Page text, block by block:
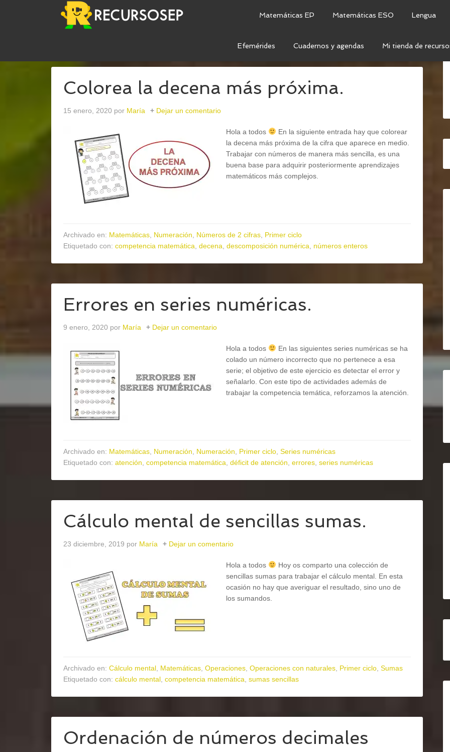
Matemáticas EP Matemáticas ESO Lengua
Efemérides Cuadernos y agendas Mi tienda de
Colorea la decena más próxima.
15 enero, 2020 por María Dejar un comentario
Hola a todos
En la siguiente entrada hay que colorear
la decena más próxima de la cifra que aparece en medio.
Trabajar con números de manera más sencilla, es una
buena base para adquirir posteriormente aprendizajes
matemáticos más complejos.
Archivado en: Matemáticas Numeración Números de 2 cifras Primer ciclo
Etiquetado con: competencia matemática decena descomposición numérica números enteros
Errores en series numéricas.
9 enero, 2020 por María Dejar un comentario
Hola a todos
En las siguientes series numéricas se ha
colado un número incorrecto que no pertenece a esa
serie; el objetivo de este ejercicio es detectar el error y
señalarlo. Con este tipo de actividades además de
trabajar la competencia temática, reforzamos la atención.
Archivado en: Matemáticas Numeración Numeración Primer ciclo Series numéricas
Etiquetado con: atención competencia matemática déficit de atención errores series numéricas
Cálculo mental de sencillas sumas.
23 diciembre, 2019 por María Dejar un comentario
Hola a todos
Hoy os comparto una colección de
sencillas sumas para trabajar el cálculo mental. En esta
ocasión no hay que averiguar el resultado, sino uno de
los sumandos.
Archivado en: Cálculo mental Matemáticas Operaciones Operaciones con naturales Primer ciclo Sumas
Etiquetado con: cálculo mental competencia matemática sumas sencillas
Ordenación de números decimales